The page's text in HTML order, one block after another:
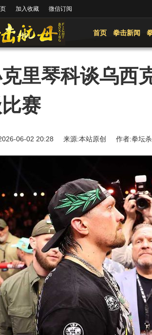
加入收藏 微信订阅
首页 拳击新闻
里琴科谈乌西
赛
06-02 20:28 来源:本站原创 作者:拳